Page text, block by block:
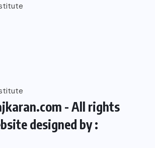
- All rights
designed by :